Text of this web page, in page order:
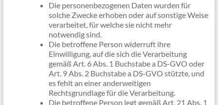
Die personenbezogenen Daten wurden für
solche Zwecke erhoben oder auf sonstige Weise
verarbeitet, für welche sie nicht mehr
notwendig sind.
Die betroffene Person widerruft ihre
Einwilligung, auf die sich die Verarbeitung
gemäß Art. 6 Abs. 1 Buchstabe a DS-GVO oder
Art. 9 Abs. 2 Buchstabe a DS-GVO stützte, und
es fehlt an einer anderweitigen
Rechtsgrundlage für die Verarbeitung.
Die betroffene Person legt gemäß Art. 21 Abs. 1